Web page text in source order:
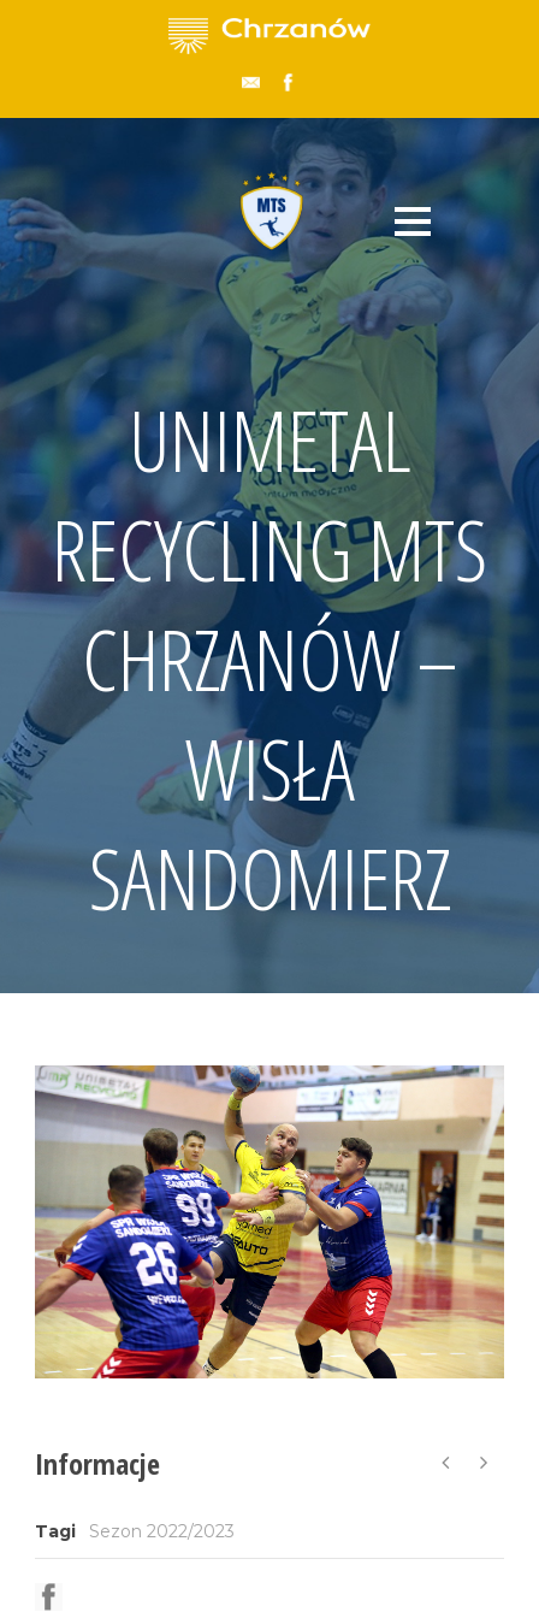
UNIMETAL
RECYCLING MTS
CHRZANÓW –
WISŁA
SANDOMIERZ
Informacje
Tagi Sezon 2022/2023